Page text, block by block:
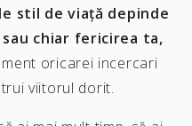
stil de viață depinde
chiar fericirea ta,
oricarei incercari
viitorul dorit.